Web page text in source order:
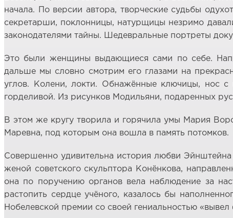
начала. По версии автора, творческие судьбы
секретарши, поклонницы, натурщицы незримо
законодателями тайны. Шедевральные портреты
Это были женщины выдающиеся сами по себе.
дальше мы словно смотрим его глазами на
углов. Колени, локти. Обнажённые ключицы, нос с
горделивой. Из рисунков Модильяни, подаренных
В этом же кругу творила и горячила умы Мария
Маревна, под которым она вошла в память потомков.
Совершенно удивительна история любви
женой советского скульптора Конёнкова,
она по поручению органов вела наблюдение за
растопить сердце учёного, казалось бы
Нобелевской премии со своей гениальностью